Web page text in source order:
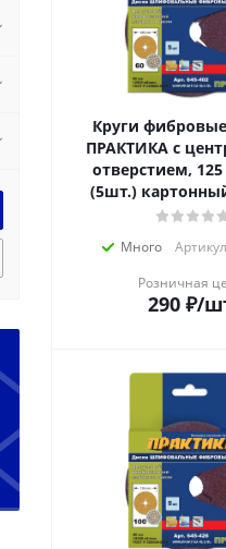
Круги
ПРАКТИКА с
отверстием, 125
(5шт.)
Много
Розничная
290 ₽/